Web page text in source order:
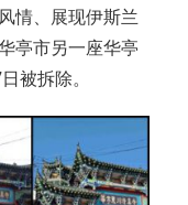
情、展现伊斯兰
亭市另一座华亭
被拆除。